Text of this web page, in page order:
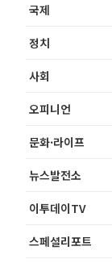
국제
정치
사회
오피니언
문화·라이프
뉴스발전소
이투데이TV
스페셜리포트